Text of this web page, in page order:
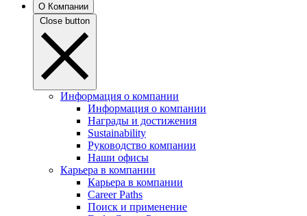
О Компании
Close button
Информация о компании
Информация о компании
Награды и достижения
Sustainability
Руководство компании
Наши офисы
Карьера в компании
Карьера в компании
Career Paths
Поиск и применение